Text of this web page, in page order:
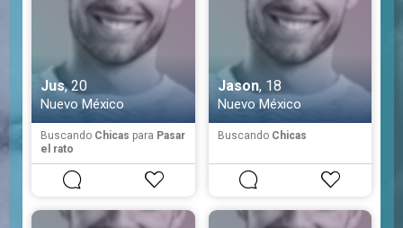
Jus, 20
Nuevo México
Buscando Chicas para Pasar
el rato
Jason, 18
Nuevo México
Buscando Chicas